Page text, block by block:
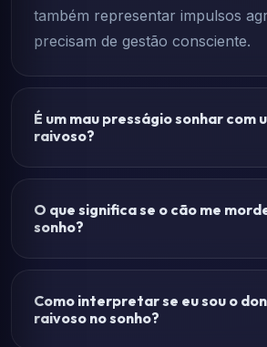
também representar impulsos
precisam de gestão consciente.
É um mau presságio sonhar com
raivoso?
O que significa se o cão me
sonho?
Como interpretar se eu sou o
raivoso no sonho?